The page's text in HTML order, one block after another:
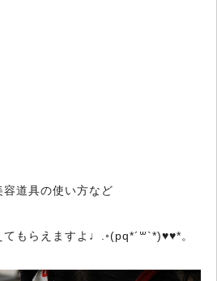
道具の使い方など
もらえますよ♩.◦(pq*´꒳`*)♥♥*。